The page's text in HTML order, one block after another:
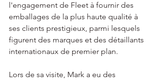
l'engagement de Fleet à fournir des
emballages de la plus haute qualité à
ses clients prestigieux, parmi lesquels
figurent des marques et des détaillants
internationaux de premier plan.
Lors de sa visite, Mark a eu des